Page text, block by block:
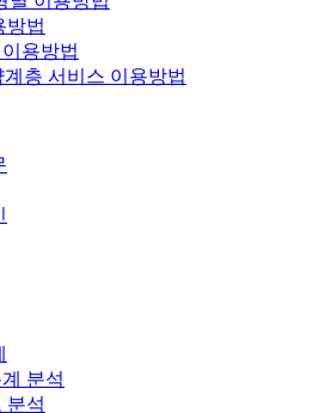
방법
용방법
계층 서비스 이용방법
분석
분석